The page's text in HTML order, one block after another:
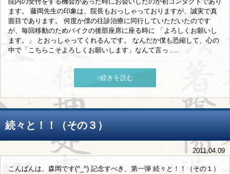
ます。 藤岡先生の印象は、院長もおっしゃっておりますが、誠実で真
面目であります。 何度か僕の往診治療に同行していただいたのです
が、毎回移動のためバイクの後部座席に座る時に 「よろしくお願いし
ます。」 とおっしゃってくれるんです。 なんだか僕も恐縮して、心の
中で「こちらこそよろしくお願いします」なんて言っ ....
>続きを読む
続々と！！（その３）
2011.04.09
こんばんは、森岡です(^_^) 記念すべき、第一弾 続々と！！（その１）